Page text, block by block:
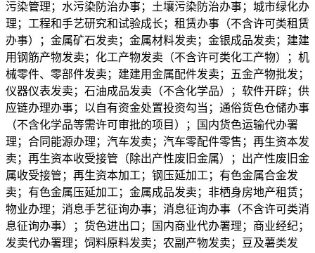
污染管理；水污染防治办事；土壤污染防治办事；城市绿化办
理；工程和手艺研究和试验成长；租赁办事（不含许可类租赁
办事）；金属矿石发卖；金属材料发卖；金银成品发卖；建建
用钢筋产物发卖；化工产物发卖（不含许可类化工产物）；机
械零件、零部件发卖；建建用金属配件发卖；五金产物批发；
仪器仪表发卖；石油成品发卖（不含化学品）；软件开辟；供
应链办理办事；以自有资金处置投资勾当；通俗货色仓储办事
（不含化学品等需许可审批的项目）；国内货色运输代办署
理；合同能源办理；汽车发卖；汽车零配件零售；再生资本发
卖；再生资本收受接管（除出产性废旧金属）；出产性废旧金
属收受接管；再生资本加工；钢压延加工；有色金属合金发
卖；有色金属压延加工；金属成品发卖；非栖身房地产租赁；
物业办理；消息手艺征询办事；消息征询办事（不含许可类消
息征询办事）；货色进出口；国内商业代办署理；商业经纪；
发卖代办署理；饲料原料发卖；农副产物发卖；豆及薯类发